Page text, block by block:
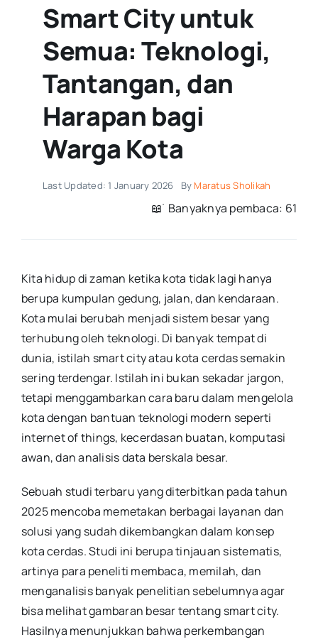
Smart City untuk
Semua: Teknologi,
Tantangan, dan
Harapan bagi
Warga Kota
Last Updated: 1 January 2026 By Maratus Sholikah
📖 ࣪ Banyaknya pembaca: 61
Kita hidup di zaman ketika kota tidak lagi hanya
berupa kumpulan gedung, jalan, dan kendaraan.
Kota mulai berubah menjadi sistem besar yang
terhubung oleh teknologi. Di banyak tempat di
dunia, istilah smart city atau kota cerdas semakin
sering terdengar. Istilah ini bukan sekadar jargon,
tetapi menggambarkan cara baru dalam mengelola
kota dengan bantuan teknologi modern seperti
internet of things, kecerdasan buatan, komputasi
awan, dan analisis data berskala besar.
Sebuah studi terbaru yang diterbitkan pada tahun
2025 mencoba memetakan berbagai layanan dan
solusi yang sudah dikembangkan dalam konsep
kota cerdas. Studi ini berupa tinjauan sistematis,
artinya para peneliti membaca, memilah, dan
menganalisis banyak penelitian sebelumnya agar
bisa melihat gambaran besar tentang smart city.
Hasilnya menunjukkan bahwa perkembangan